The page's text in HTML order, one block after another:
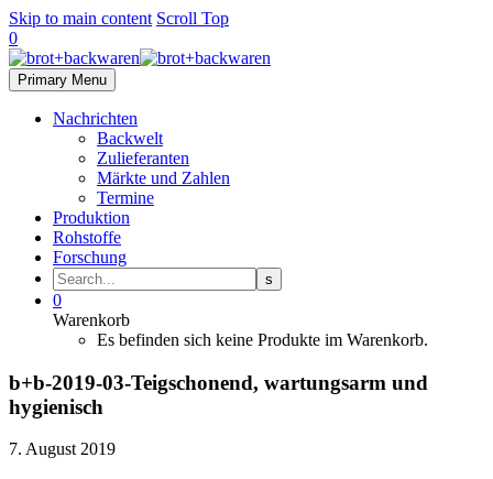
Skip to main content Scroll Top
0
Primary Menu
Nachrichten
Backwelt
Zulieferanten
Märkte und Zahlen
Termine
Produktion
Rohstoffe
Forschung
0
Warenkorb
Es befinden sich keine Produkte im Warenkorb.
b+b-2019-03-Teigschonend, wartungsarm und
hygienisch
7. August 2019